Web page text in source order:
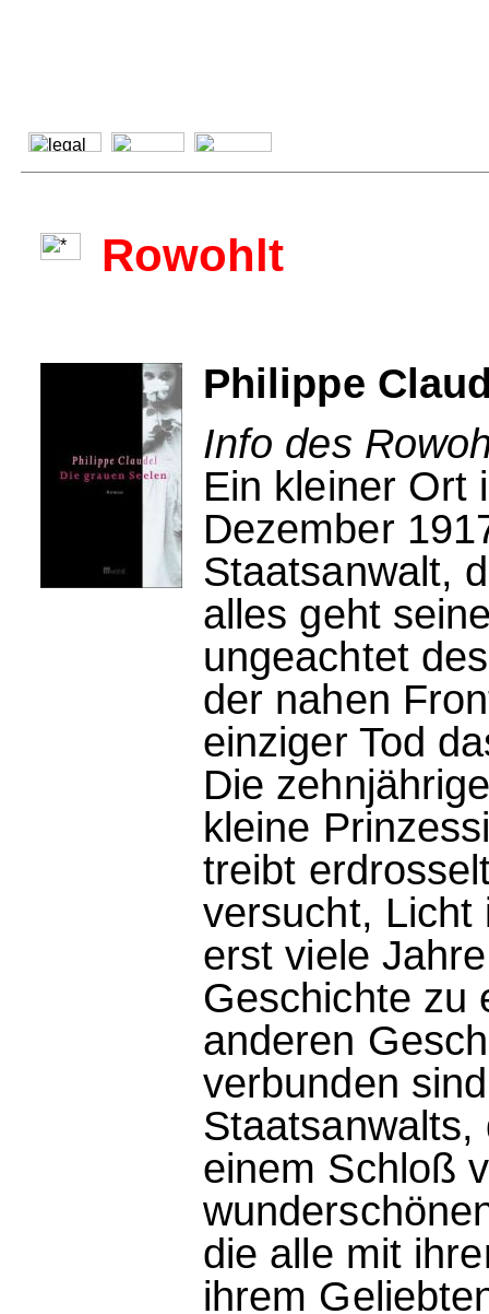
Rowohlt
Philippe
Info des
Ein kleiner Ort
Dezember
Staatsanwalt,
alles geht
ungeachtet
der nahen
einziger Tod
Die
kleine
treibt
versucht, Licht
erst viele
Geschichte zu
anderen
verbunden
Staatsanwalts,
einem Schloß
die alle mit
ihrem